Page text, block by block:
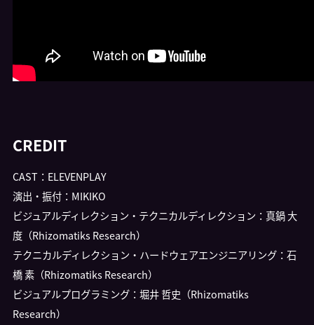
CREDIT
CAST：ELEVENPLAY
演出・振付：MIKIKO
ビジュアルディレクション・テクニカルディレクション：真鍋 大
度（Rhizomatiks Research）
テクニカルディレクション・ハードウェアエンジニアリング：石
橋 素（Rhizomatiks Research）
ビジュアルプログラミング：堀井 哲史（Rhizomatiks
Research）